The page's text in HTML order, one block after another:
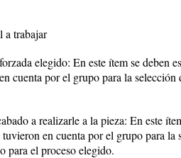
a trabajar
elegido: En este ítem se deben
cuenta por el grupo para la
a realizarle a la pieza: En este
en cuenta por el grupo para la
para el proceso elegido.